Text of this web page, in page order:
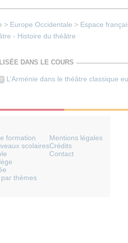
> Europe Occidentale > Espace
- Histoire du théâtre
DANS LE COURS
L’Arménie dans le théâtre classique
formation
scolaires
thèmes
Mentions légales
Crédits
Contact